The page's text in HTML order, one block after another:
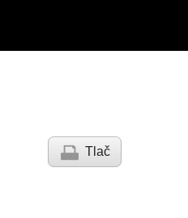
Tlač